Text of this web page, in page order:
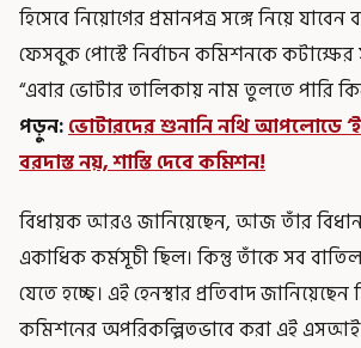
হিসেবে নিয়োগের প্রমানপত্র সঙ্গে নিয়ে যাবেন
ফেসবুক পোস্টে নির্বাচন কমিশনকে কটাক্ষের
“এবার ভোটার তালিকায় নাম তুলতে পারি
পড়ুন:ভোটারদের শুনানি নথি আপলোডে
বরদাস্ত নয়, শাস্তি দেবে কমিশন!
বিধায়ক আরও জানিয়েছেন, আজ তাঁর
একাধিক কর্মসূচী ছিল। কিন্তু তাঁকে সব
যেতে হচ্ছে। এই হেনস্থার প্রতিবাদ জানিয়েছেন
কমিশনের অপরিকল্পিতভাবে করা এই